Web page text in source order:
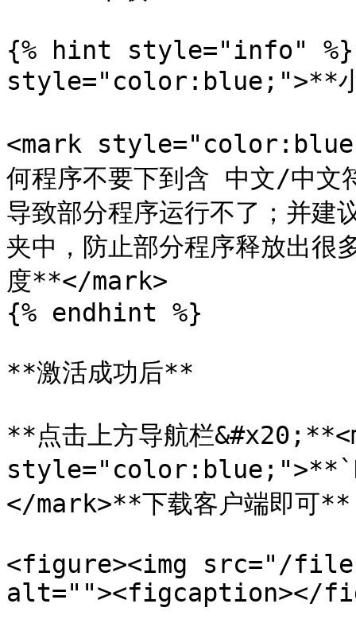
{% hint style="info" %}
style="color:blue;">**小
<mark
何程序不要下到含 中文/中文
导致部分程序运行不了；并建
夹中，防止部分程序释放出很
度**</mark>
{% endhint %}
**激活成功后**
**点击上方导航栏
</mark>**下载客户端即可**
<figure><img src="/files/
alt=""><figcaption></